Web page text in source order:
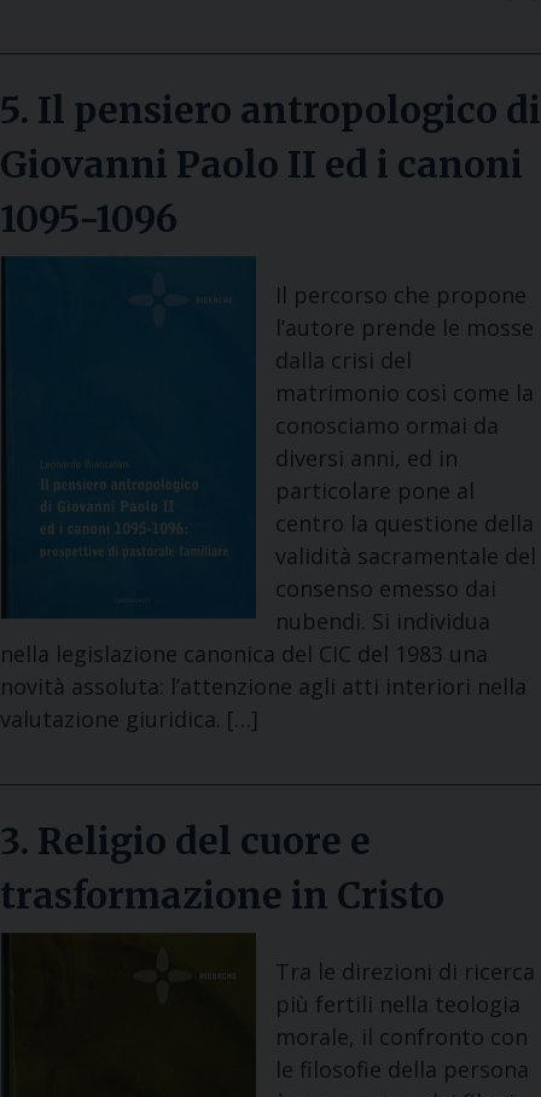
5. Il pensiero antropologico di
Giovanni Paolo II ed i canoni
1095-1096
Il percorso che propone
l’autore prende le mosse
dalla crisi del
matrimonio così come la
conosciamo ormai da
diversi anni, ed in
particolare pone al
centro la questione della
validità sacramentale del
consenso emesso dai
nubendi. Si individua
nella legislazione canonica del CIC del 1983 una
novità assoluta: l’attenzione agli atti interiori nella
valutazione giuridica. […]
3. Religio del cuore e
trasformazione in Cristo
Tra le direzioni di ricerca
più fertili nella teologia
morale, il confronto con
le filosofie della persona